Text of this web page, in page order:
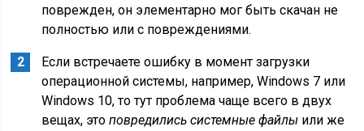
поврежден, он элементарно мог быть скачан не
полностью или с повреждениями.
Если встречаете ошибку в момент загрузки
операционной системы, например, Windows 7 или
Windows 10, то тут проблема чаще всего в двух
вещах, этоповредились системные файлы или же